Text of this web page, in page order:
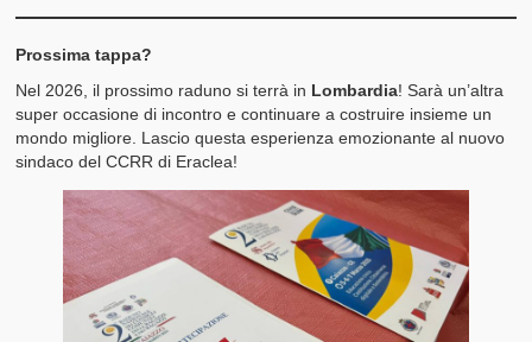
Prossima tappa?
Nel 2026, il prossimo raduno si terrà in Lombardia! Sarà un’altra
super occasione di incontro e continuare a costruire insieme un
mondo migliore. Lascio questa esperienza emozionante al nuovo
sindaco del CCRR di Eraclea!